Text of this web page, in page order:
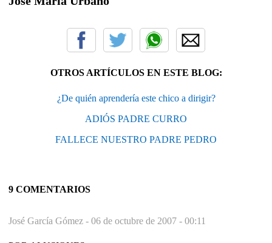
OTROS ARTÍCULOS EN ESTE BLOG:
¿De quién aprendería este chico a dirigir?
ADIÓS PADRE CURRO
FALLECE NUESTRO PADRE PEDRO
9 COMENTARIOS
José García Gómez - 06 de octubre de 2007 - 00:11